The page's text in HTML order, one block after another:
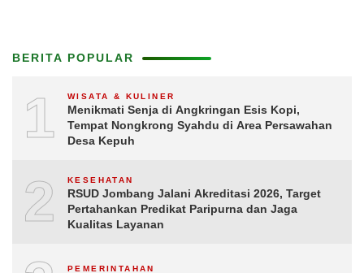
BERITA POPULAR
1 WISATA & KULINER
Menikmati Senja di Angkringan Esis Kopi,
Tempat Nongkrong Syahdu di Area Persawahan
Desa Kepuh
2 KESEHATAN
RSUD Jombang Jalani Akreditasi 2026, Target
Pertahankan Predikat Paripurna dan Jaga
Kualitas Layanan
PEMERINTAHAN